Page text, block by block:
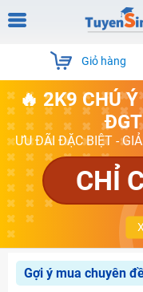
Giỏ hàng
🔥 2K9 CHÚ
ƯU ĐÃI ĐẶC BIỆT -
CHỈ
Gợi ý mua chuyên